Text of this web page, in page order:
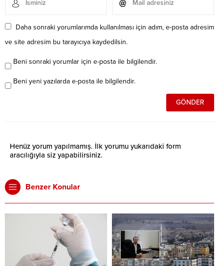
Daha sonraki yorumlarımda kullanılması için adım, e-posta adresim
ve site adresim bu tarayıcıya kaydedilsin.
Beni sonraki yorumlar için e-posta ile bilgilendir.
Beni yeni yazılarda e-posta ile bilgilendir.
Henüz yorum yapılmamış. İlk yorumu yukarıdaki form
aracılığıyla siz yapabilirsiniz.
Benzer Konular